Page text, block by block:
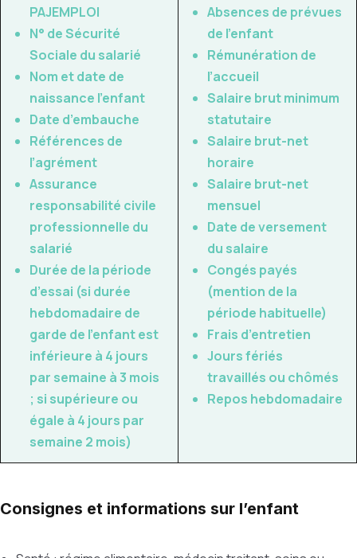
PAJEMPLOI
N° de Sécurité
Sociale du salarié
Nom et date de
naissance l’enfant
Date d’embauche
Références de
l’agrément
Assurance
responsabilité civile
professionnelle du
salarié
Durée de la période
d’essai (si durée
hebdomadaire de
garde de l’enfant est
inférieure à 4 jours
par semaine à 3 mois
; si supérieure ou
égale à 4 jours par
semaine 2 mois)
Absences de prévues
de l’enfant
Rémunération de
l’accueil
Salaire brut minimum
statutaire
Salaire brut-net
horaire
Salaire brut-net
mensuel
Date de versement
du salaire
Congés payés
(mention de la
période habituelle)
Frais d’entretien
Jours fériés
travaillés ou chômés
Repos hebdomadaire
Consignes et informations sur l’enfant